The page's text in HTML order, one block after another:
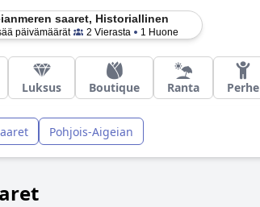
saaret, Historiallinen
päivämäärät 2 Vierasta 1 Huone
Luksus Boutique Ranta Perhe
Pohjois-Aigeian